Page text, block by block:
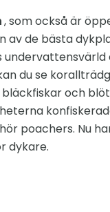
, som också är
av de bästa
du se
och
poachers. Nu
dykare.